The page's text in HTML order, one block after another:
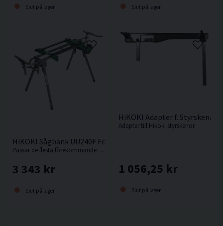
Slut på lager Slut på lager
HiKOKI Sågbänk UU240F För Kap-/Gersåg
Passar de flesta förekommande kap-/gersågar.
3 343 kr
Slut på lager
HiKOKI Adapter f. Styrskena
Adapter till Hikoki styrskenor.
1 056,25 kr
Slut på lager